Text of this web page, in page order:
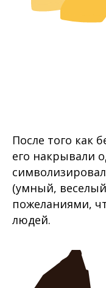
После того как
его накрывали
(умный, веселый
пожеланиями,
людей.